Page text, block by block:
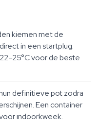
kiemen met de
in een startplug.
voor de beste
definitieve pot zodra
Een container
indoorkweek.